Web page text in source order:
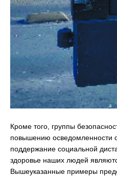
Кроме того, группы
повышению осведомленности
поддержание социальной
здоровье наших людей
Вышеуказанные примеры